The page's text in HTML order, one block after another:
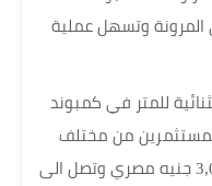
المرونة وتسهل عملية
للمتر في كمبوند
من مختلف
الفئات حيث تبدأ الأسعار من 3,000,000 جنيه مصري وتصل الى